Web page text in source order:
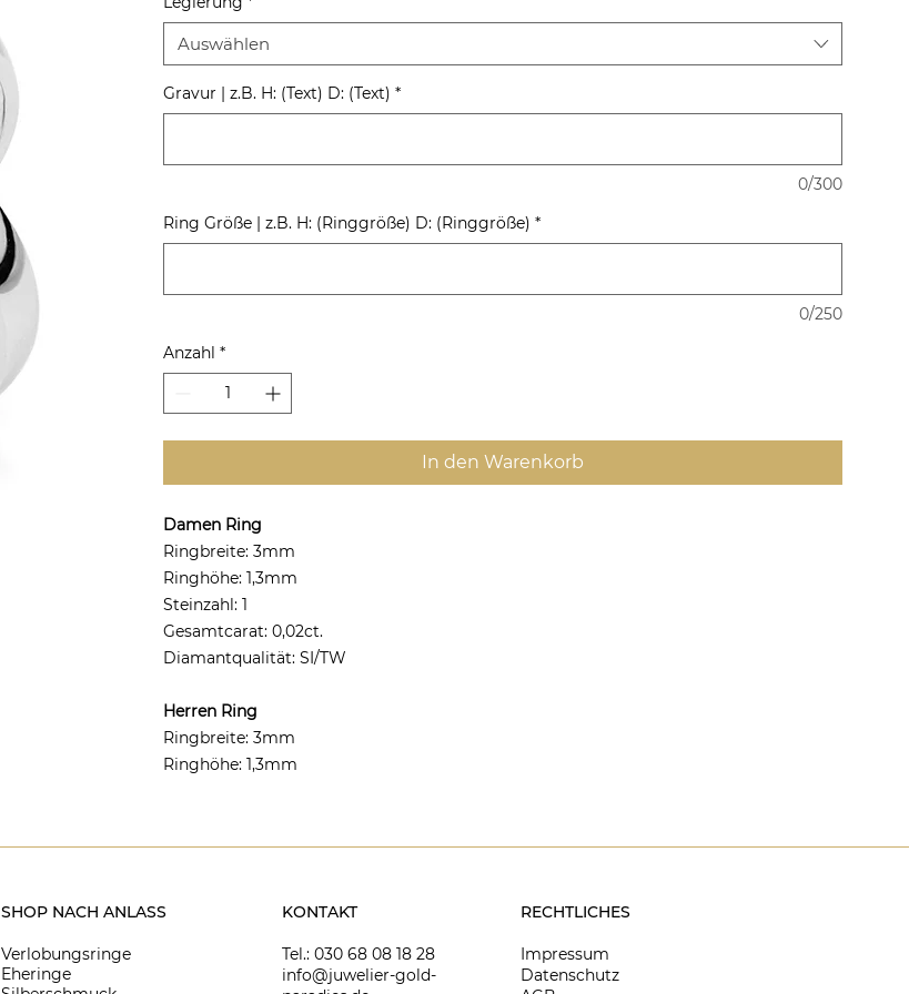
Auswählen
Gravur | z.B. H: (Text) D: (Text) *
0/300
Ring Größe | z.B. H: (Ringgröße) D: (Ringgröße) *
0/250
Anzahl *
In den Warenkorb
Damen Ring
Ringbreite: 3mm
Ringhöhe: 1,3mm
Steinzahl: 1
Gesamtcarat: 0,02ct.
Diamantqualität: SI/TW
Herren Ring
Ringbreite: 3mm
Ringhöhe: 1,3mm
SHOP NACH ANLASS
Verlobungsringe
Eheringe
KONTAKT
Tel.: 030 68 08 18 28
info@juwelier-gold-
RECHTLICHES
Impressum
Datenschutz